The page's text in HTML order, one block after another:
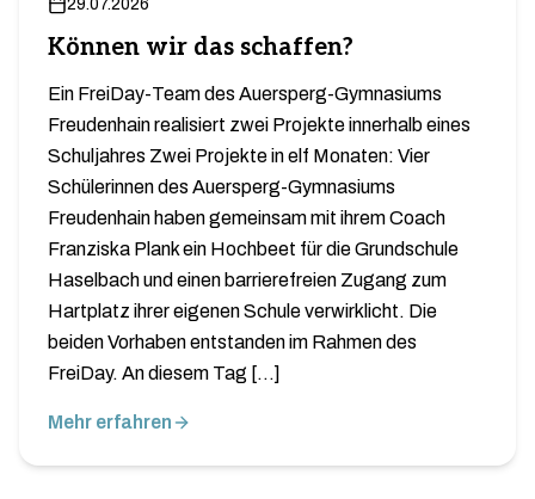
29.07.2026
Können wir das schaffen?
Ein FreiDay-Team des Auersperg-Gymnasiums
Freudenhain realisiert zwei Projekte innerhalb eines
Schuljahres Zwei Projekte in elf Monaten: Vier
Schülerinnen des Auersperg-Gymnasiums
Freudenhain haben gemeinsam mit ihrem Coach
Franziska Plank ein Hochbeet für die Grundschule
Haselbach und einen barrierefreien Zugang zum
Hartplatz ihrer eigenen Schule verwirklicht. Die
beiden Vorhaben entstanden im Rahmen des
FreiDay. An diesem Tag […]
Mehr erfahren